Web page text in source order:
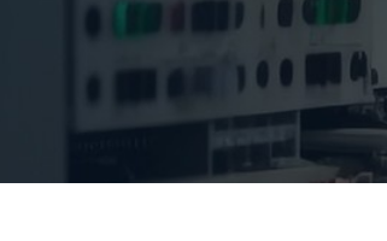
油化测试仪器
蓄电池测试仪器 